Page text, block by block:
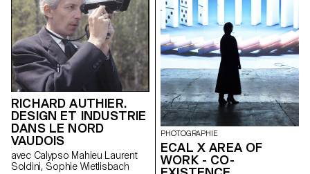
cafés, etc. En mettant
principalement l'accent sur
l'aspect spatial de la lumière,
notre approche a consisté à
concevoir des structures
lumineuses à partir des
composants fournis par AGO
et inspirées par le tissu urbain
de Séoul, plutôt que de créer
de simples lampes.
employant des textiles
d’ameublement Kvadrat, les
designs devaient être
réversibles, c’est-à-dire ne pas
altérer la structure existante.
Tout en pouvant conserver ou
modifier la fonction originale de
la chaise, les propositions
visaient à améliorer le confort et
l’aspect esthétique des sièges.
RICHARD AUTHIER.
DESIGN ET INDUSTRIE
DANS LE NORD
VAUDOIS
avec Calypso Mahieu Laurent
Soldini, Sophie Wietlisbach
PHOTOGRAPHIE
ECAL X AREA OF
WORK - CO-